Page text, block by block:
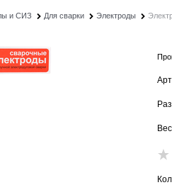
и СИЗ Для сварки Электроды